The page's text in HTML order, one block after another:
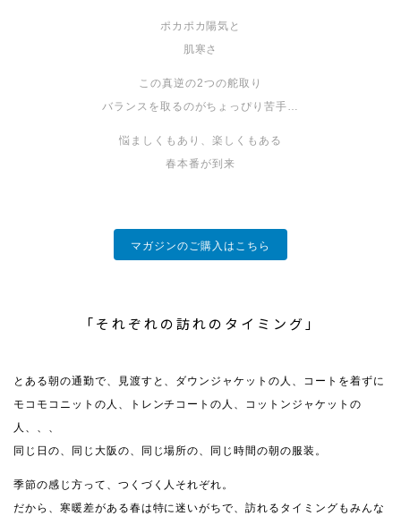
ポカポカ陽気と
肌寒さ
この真逆の2つの舵取り
バランスを取るのがちょっぴり苦手…
悩ましくもあり、楽しくもある
春本番が到来
マガジンのご購入はこちら
「それぞれの訪れのタイミング」
とある朝の通勤で、見渡すと、ダウンジャケットの人、コートを着ずに
モコモコニットの人、トレンチコートの人、コットンジャケットの
人、、、
同じ日の、同じ大阪の、同じ場所の、同じ時間の朝の服装。
季節の感じ方って、つくづく人それぞれ。
だから、寒暖差がある春は特に迷いがちで、訪れるタイミングもみんな